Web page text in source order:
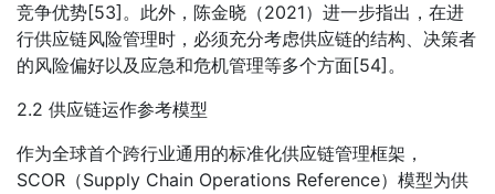
竞争优势[53]。此外，陈金晓（2021）进一步指出，在进
行供应链风险管理时，必须充分考虑供应链的结构、决策者
的风险偏好以及应急和危机管理等多个方面[54]。
2.2 供应链运作参考模型
作为全球首个跨行业通用的标准化供应链管理框架，
SCOR（Supply Chain Operations Reference）模型为供